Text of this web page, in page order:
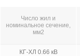
Число жил и
номинальное сечение,
мм2
КГ-ХЛ 0.66 кВ